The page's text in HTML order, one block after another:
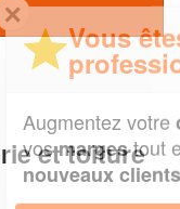
et toiture
?
d'affaireset
de